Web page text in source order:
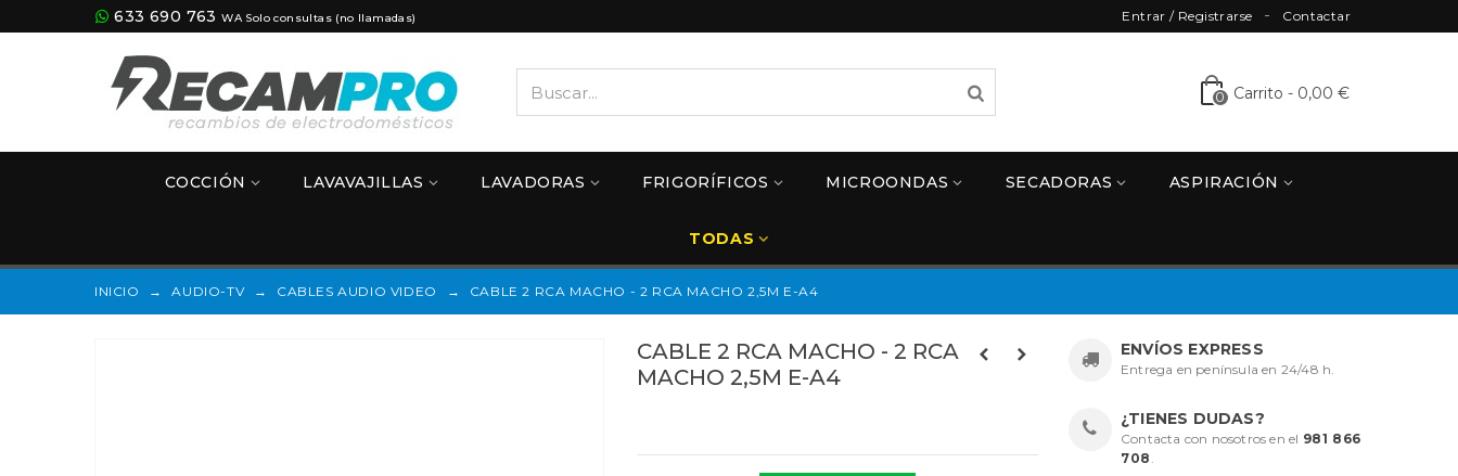
633 690 763 WA Solo consultas (no llamadas) Contactar
Entrar / Registrarse
0 Carrito - 0,00 €
COCCIÓN LAVAVAJILLAS LAVADORAS FRIGORÍFICOS MICROONDAS SECADORAS ASPIRACIÓN
TODAS
INICIO → AUDIO-TV → CABLES AUDIO VIDEO → CABLE 2 RCA MACHO - 2 RCA MACHO 2,5M E-A4
CABLE 2 RCA MACHO - 2 RCA
MACHO 2,5M E-A4
ENVÍOS EXPRESS
Entrega en península en 24/48 h.
¿TIENES DUDAS?
Contacta con nosotros en el 981 866
708 .